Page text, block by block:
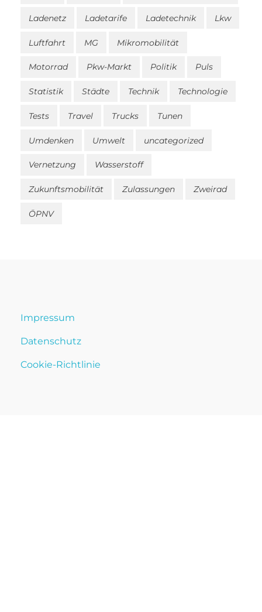
Ladenetz Ladetarife Ladetechnik Lkw
Luftfahrt MG Mikromobilität
Motorrad Pkw-Markt Politik Puls
Statistik Städte Technik Technologie
Tests Travel Trucks Tunen
Umdenken Umwelt uncategorized
Vernetzung Wasserstoff
Zukunftsmobilität Zulassungen Zweirad
ÖPNV
Impressum
Datenschutz
Cookie-Richtlinie